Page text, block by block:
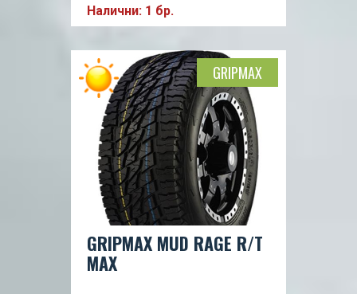
Налични: 1 бр.
GRIPMAX MUD RAGE R/T
MAX
GRIPMAX